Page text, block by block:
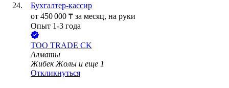
Бухгалтер-кассир
от 450 000 ₸ за месяц, на руки
Опыт 1-3 года
ТОО TRADE CK
Алматы
Жибек Жолы и еще 1
Откликнуться